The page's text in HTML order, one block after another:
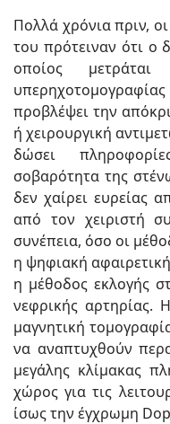
Πολλά χρόνια πριν,
του πρότειναν ότι ο
οποίος
προβλέψει την
ή χειρουργική
δώσει
σοβαρότητα της
δεν χαίρει ευρείας
από τον χειριστή
συνέπεια, όσο οι
η ψηφιακή
η μέθοδος εκλογής
νεφρικής αρτηρίας.
μαγνητική
να αναπτυχθούν
μεγάλης κλίμακας
χώρος για τις
ίσως την έγχρωμη